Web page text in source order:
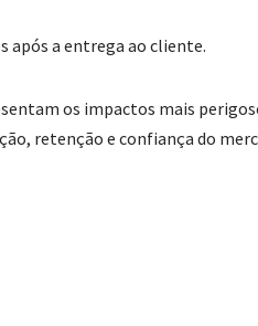
após a entrega ao cliente.
os impactos mais
retenção e confiança do